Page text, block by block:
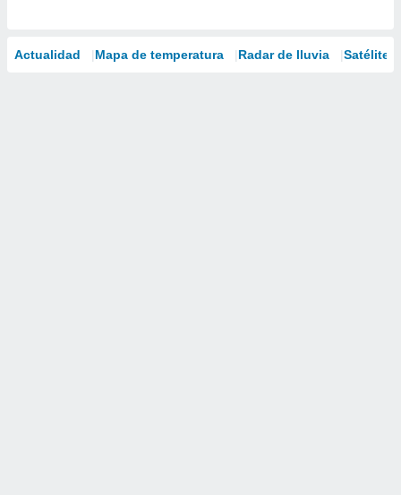
Actualidad Mapa de temperatura Radar de lluvia Satélites